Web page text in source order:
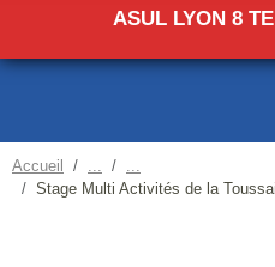
ASUL LYON 8
Accueil
Stage Multi Activités de la